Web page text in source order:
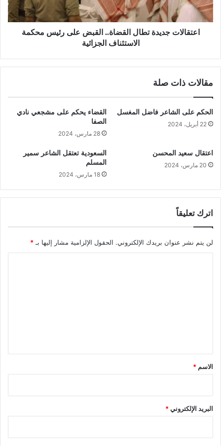
اعتقالات جديدة تطال القضاة.. القبض على رئيس محكمة
الاستئناف الجزائية
مقالات ذات صلة
الحكم على الشاعر فاضل المغسل
22 أبريل، 2024
القضاء يحكم على مشجعي نادي
الصفا
28 مارس، 2024
اعتقال سعيد المحسن
20 مارس، 2024
السعودية تعتقل الشاعر سمير
المسلم
18 مارس، 2024
اترك تعليقاً
لن يتم نشر عنوان بريدك الإلكتروني. الحقول الإلزامية مشار إليها بـ *
*
الاسم *
البريد الإلكتروني*